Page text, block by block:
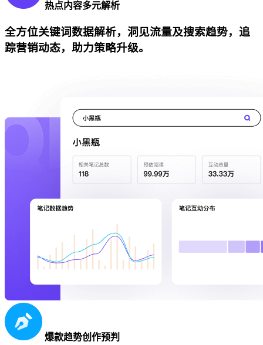
热点内容多元解析
全方位关键词数据解析，洞见流量及搜索趋势，追
踪营销动态，助力策略升级。
爆款趋势创作预判